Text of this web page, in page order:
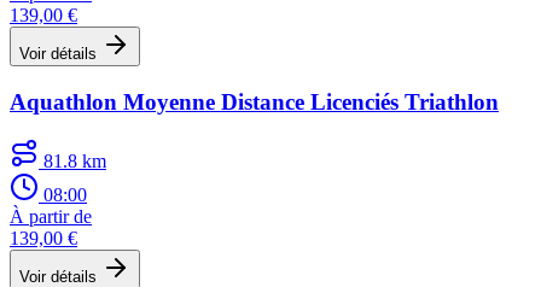
139,00 €
Voir détails
Aquathlon Moyenne Distance Licenciés Triathlon
81.8 km
08:00
À partir de
139,00 €
Voir détails